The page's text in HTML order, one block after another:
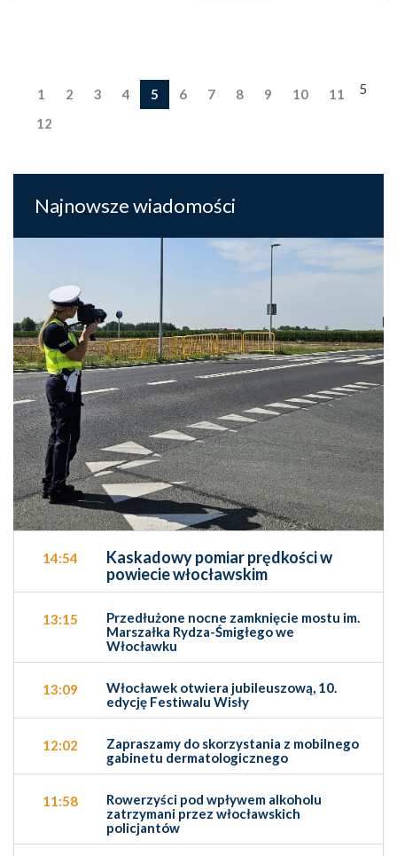
5
1 2 3 4 5 6 7 8 9 10
11
12
Najnowsze wiadomości
14:54
Kaskadowy pomiar prędkości w
powiecie włocławskim
13:15
Przedłużone nocne zamknięcie mostu im.
Marszałka Rydza-Śmigłego we
Włocławku
13:09
Włocławek otwiera jubileuszową, 10.
edycję Festiwalu Wisły
12:02
Zapraszamy do skorzystania z mobilnego
gabinetu dermatologicznego
11:58
Rowerzyści pod wpływem alkoholu
zatrzymani przez włocławskich
policjantów